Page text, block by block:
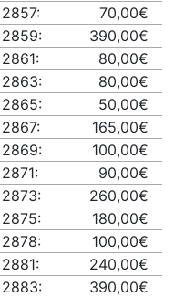
2857:
70,00€
2859:
390,00€
2861:
80,00€
2863:
80,00€
2865:
50,00€
2867:
165,00€
2869:
100,00€
2871:
90,00€
2873:
260,00€
2875:
180,00€
2878:
100,00€
2881:
240,00€
2883:
390,00€